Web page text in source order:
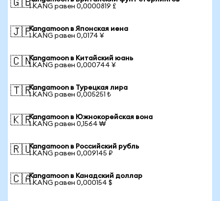
🇬🇧1 KANG равен 0,0000819 £
🇯🇵Kangamoon в Японская иена
1 KANG равен 0,0174 ¥
🇨🇳Kangamoon в Китайский юань
1 KANG равен 0,000744 ¥
🇹🇷Kangamoon в Турецкая лира
1 KANG равен 0,005251 ₺
🇰🇷Kangamoon в Южнокорейская вона
1 KANG равен 0,1564 ₩
🇷🇺Kangamoon в Российский рубль
1 KANG равен 0,009145 ₽
🇨🇦Kangamoon в Канадский доллар
1 KANG равен 0,000154 $